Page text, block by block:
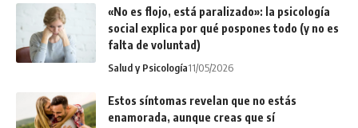
«No es flojo, está paralizado»: la psicología
social explica por qué pospones todo (y no es
falta de voluntad)
Salud y Psicología11/05/2026
Estos síntomas revelan que no estás
enamorada, aunque creas que sí